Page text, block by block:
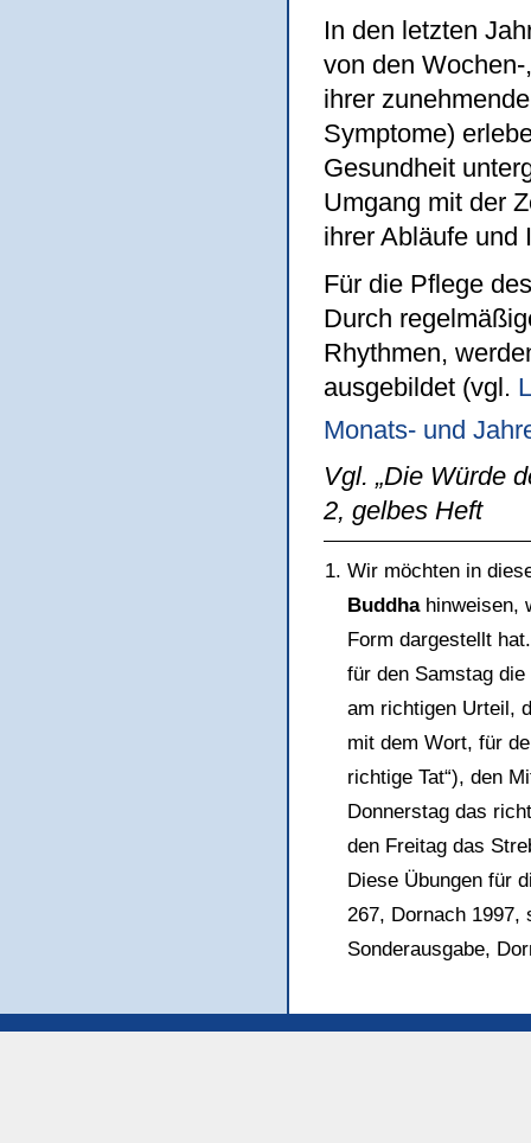
In den letzten
von den
ihrer
Symptome)
Gesundheit
Umgang mit der
ihrer Abläufe und
Für die Pflege
Durch
Rhythmen,
ausgebildet (vgl.
Monats- und
Vgl. „Die Würde
2, gelbes Heft
Wir möchten in
Buddhahinweisen,
Form dargestellt
für den Samstag
am richtigen Urteil,
mit dem Wort, für
richtige Tat“), den
Donnerstag das
den Freitag das
Diese Übungen für
267, Dornach 1997,
Sonderausgabe,